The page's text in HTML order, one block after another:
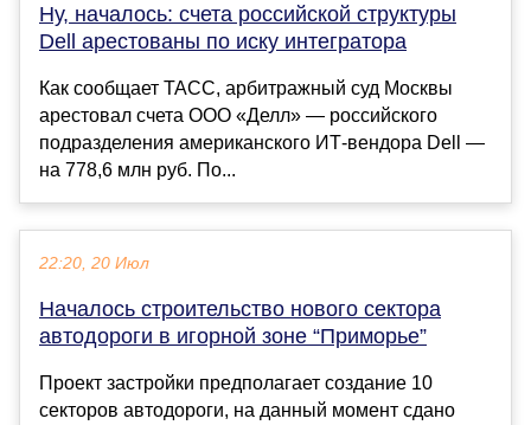
Ну, началось: счета российской структуры
Dell арестованы по иску интегратора
Как сообщает ТАСС, арбитражный суд Москвы
арестовал счета ООО «Делл» — российского
подразделения американского ИТ-вендора Dell —
на 778,6 млн руб. По...
22:20, 20 Июл
Началось строительство нового сектора
автодороги в игорной зоне “Приморье”
Проект застройки предполагает создание 10
секторов автодороги, на данный момент сдано